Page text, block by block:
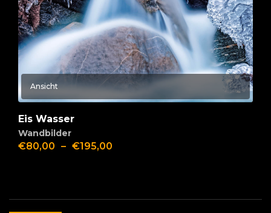
Ansicht
Eis Wasser
Wandbilder
€80,00 – €195,00